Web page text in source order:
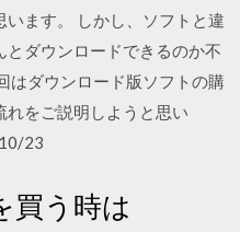
ます。 しかし、ソフトと違
ダウンロードできるのか不
はダウンロード版ソフトの購
れをご説明しようと思い
23
買う時は